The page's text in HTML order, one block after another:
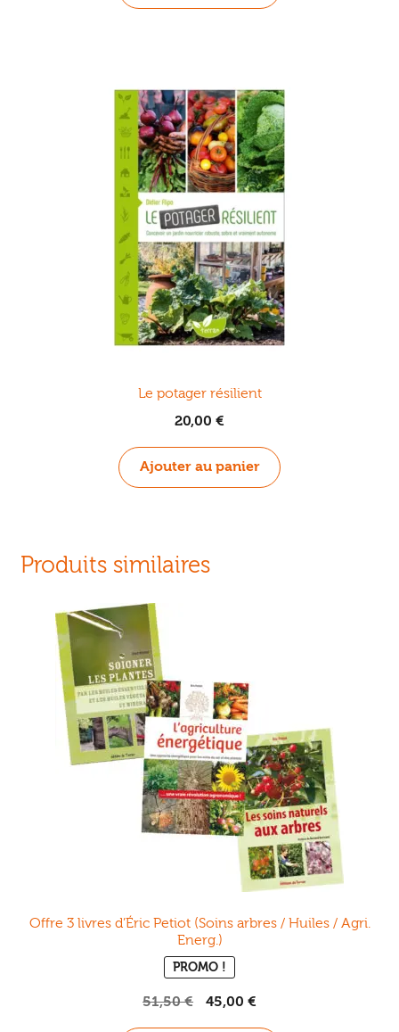
Le potager résilient
20,00 €
Ajouter au panier
Produits similaires
Offre 3 livres d’Éric Petiot (Soins arbres / Huiles / Agri.
Energ.)
PROMO !
51,50€
Le
45,00 €Le